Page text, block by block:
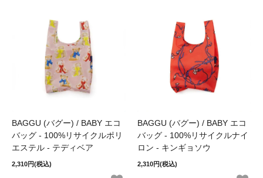
BAGGU (バグー) / BABY エコ
バッグ - 100%リサイクルポリ
エステル - テディベア
2,310円(税込)
BAGGU (バグー) / BABY エコ
バッグ - 100%リサイクルナイ
ロン - キンギョソウ
2,310円(税込)